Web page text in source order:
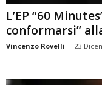
L’EP “60
conformarsi”
Vincenzo Rovelli - 23